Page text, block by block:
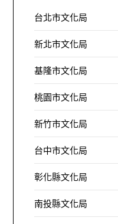
台北市文化局
新北市文化局
基隆市文化局
桃園市文化局
新竹市文化局
台中市文化局
彰化縣文化局
南投縣文化局